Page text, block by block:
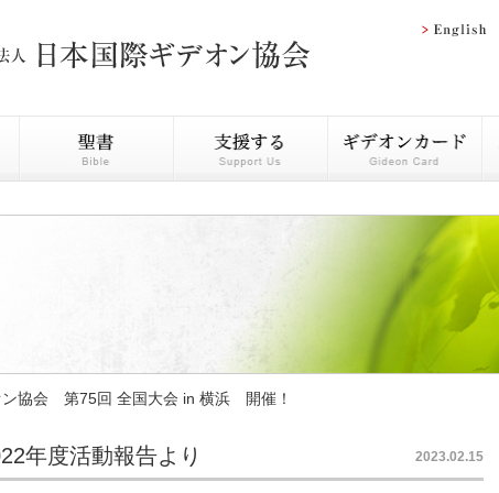
ン協会 第75回 全国大会 in 横浜 開催！
年度活動報告より 2023.02.15